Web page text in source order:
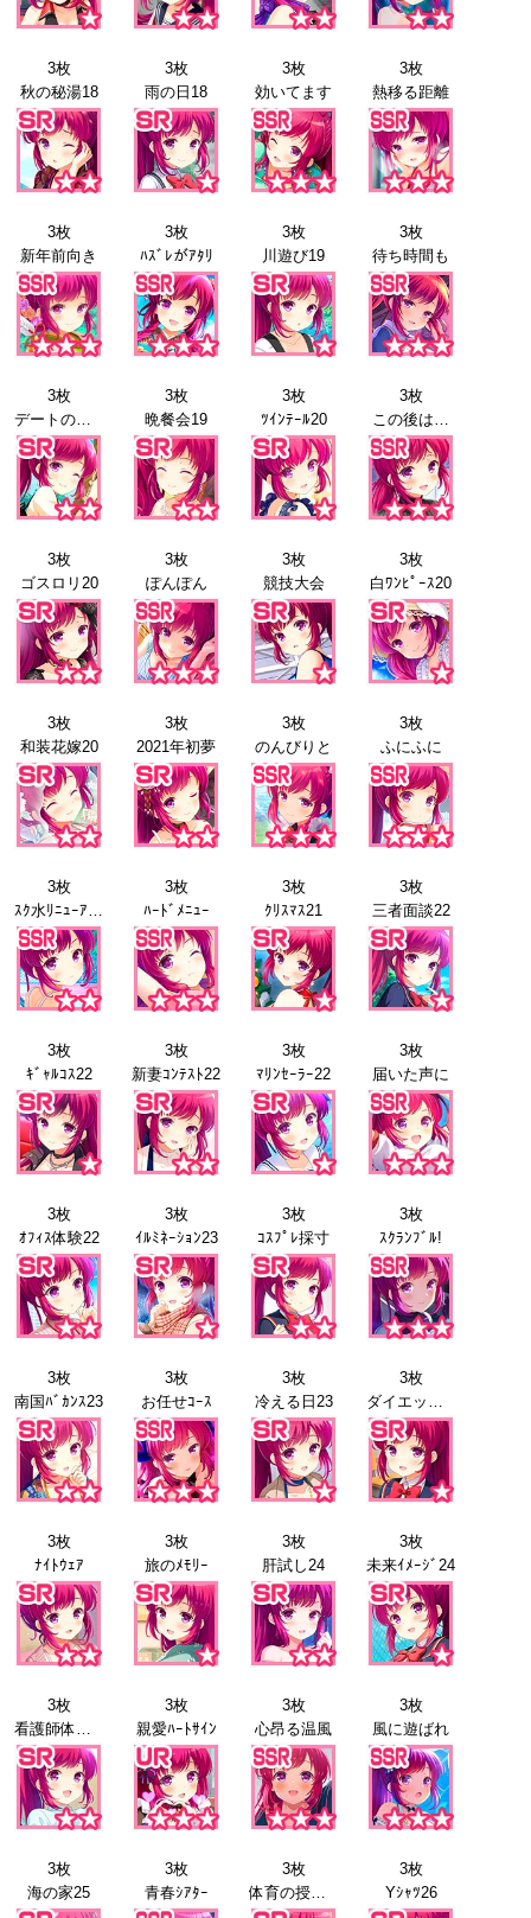
3枚
秋の秘湯18
3枚
雨の日18
3枚
効いてます
3枚
熱移る距離
3枚
新年前向き
3枚
ﾊｽﾞﾚがｱﾀﾘ
3枚
川遊び19
3枚
待ち時間も
3枚
デートの日19
3枚
晩餐会19
3枚
ﾂｲﾝﾃｰﾙ20
3枚
この後は…
3枚
ゴスロリ20
3枚
ぽんぽん
3枚
競技大会
3枚
白ﾜﾝﾋﾟｰｽ20
3枚
和装花嫁20
3枚
2021年初夢
3枚
のんびりと
3枚
ふにふに
3枚
ｽｸ水ﾘﾆｭｰｱﾙ21
3枚
ﾊｰﾄﾞﾒﾆｭｰ
3枚
ｸﾘｽﾏｽ21
3枚
三者面談22
3枚
ｷﾞｬﾙｺｽ22
3枚
新妻ｺﾝﾃｽﾄ22
3枚
ﾏﾘﾝｾｰﾗｰ22
3枚
届いた声に
3枚
ｵﾌｨｽ体験22
3枚
ｲﾙﾐﾈｰｼｮﾝ23
3枚
ｺｽﾌﾟﾚ採寸
3枚
ｽｸﾗﾝﾌﾞﾙ!
3枚
南国ﾊﾞｶﾝｽ23
3枚
お任せｺｰｽ
3枚
冷える日23
3枚
ダイエット24
3枚
ﾅｲﾄｳｪｱ
3枚
旅のﾒﾓﾘｰ
3枚
肝試し24
3枚
未来ｲﾒｰｼﾞ24
3枚
看護師体験24
3枚
親愛ﾊｰﾄｻｲﾝ
3枚
心昂る温風
3枚
風に遊ばれ
3枚
海の家25
3枚
青春ｼｱﾀｰ
3枚
体育の授業26
3枚
Yｼｬﾂ26